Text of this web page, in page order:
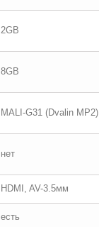
2GB
8GB
MALI-G31 (Dvalin MP2)
нет
HDMI, AV-3.5мм
есть